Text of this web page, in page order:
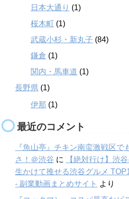
日本大通り (1)
桜木町 (1)
武蔵小杉・新丸子 (84)
鎌倉 (1)
関内・馬車道 (1)
長野県 (1)
伊那 (1)
最近のコメント
『魚山亭』チキン南蛮激戦区で
さ！＠渋谷 に
【絶対行け】渋
生かけて推せる渋谷グルメ
- 副業動画まとめサイト より